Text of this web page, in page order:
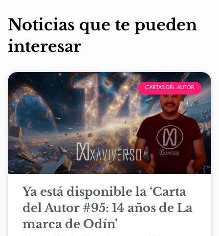
Noticias que te pueden
interesar
CARTAS DEL AUTOR
Ya está disponible la ‘Carta
del Autor #95: 14 años de La
marca de Odín’